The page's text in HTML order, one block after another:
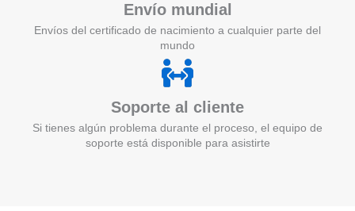
Envío mundial
Envíos del certificado de nacimiento a cualquier parte del
mundo
Soporte al cliente
Si tienes algún problema durante el proceso, el equipo de
soporte está disponible para asistirte